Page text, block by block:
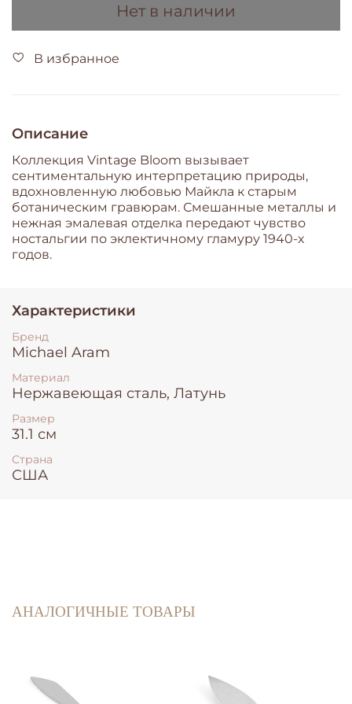
Нет в наличии
В избранное
Описание
Коллекция Vintage Bloom вызывает
сентиментальную интерпретацию природы,
вдохновленную любовью Майкла к старым
ботаническим гравюрам. Смешанные металлы и
нежная эмалевая отделка передают чувство
ностальгии по эклектичному гламуру 1940-х
годов.
Характеристики
Бренд
Michael Aram
Материал
Нержавеющая сталь, Латунь
Размер
31.1 см
Страна
США
АНАЛОГИЧНЫЕ ТОВАРЫ